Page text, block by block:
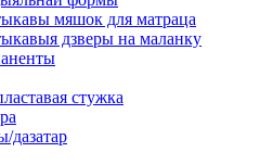
мяшок для матраца
дзверы на маланку
стужка
дазатар